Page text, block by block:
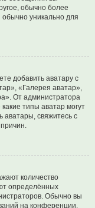
обычно более
обычно уникально для
добавить аватару с
«Галерея аватар»,
От администратора
типы аватар могут
аватары, свяжитесь с
количество
определённых
Обычно вы
на конференции,